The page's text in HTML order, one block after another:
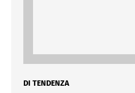
DI TENDENZA